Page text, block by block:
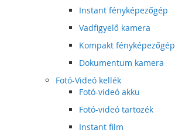
Instant fényképezőgép
Vadfigyelő kamera
Kompakt fényképezőgép
Dokumentum kamera
Fotó-Videó kellék
Fotó-videó akku
Fotó-videó tartozék
Instant film